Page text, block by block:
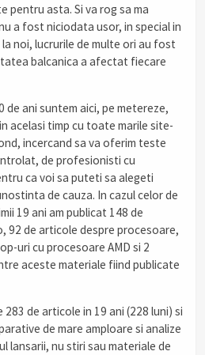
pentru asta. Si va rog sa ma
a fost niciodata usor, in special in
noi, lucrurile de multe ori au fost
balcanica a afectat fiecare
de ani suntem aici, pe metereze,
acelasi timp cu toate marile site-
incercand sa va oferim teste
de profesionisti cu
ca voi sa puteti sa alegeti
de cauza. In cazul celor de
19 ani am publicat 148 de
92 de articole despre procesoare,
uri cu procesoare AMD si 2
aceste materiale fiind publicate
de articole in 19 ani (228 luni) si
de mare amploare si analize
lansarii, nu stiri sau materiale de